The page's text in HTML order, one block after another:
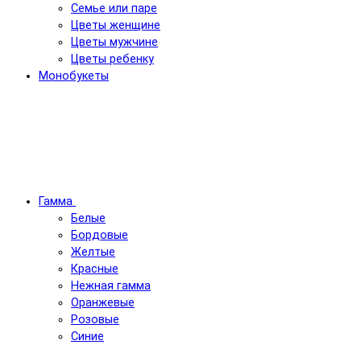
Семье или паре
Цветы женщине
Цветы мужчине
Цветы ребенку
Монобукеты
Гамма
Белые
Бордовые
Желтые
Красные
Нежная гамма
Оранжевые
Розовые
Синие